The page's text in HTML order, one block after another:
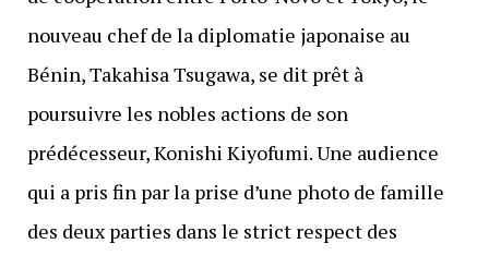
nouveau chef de la diplomatie japonaise au
Bénin, Takahisa Tsugawa, se dit prêt à
poursuivre les nobles actions de son
prédécesseur, Konishi Kiyofumi. Une audience
qui a pris fin par la prise d’une photo de famille
des deux parties dans le strict respect des